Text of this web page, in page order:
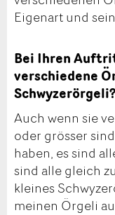
Eigenart und
Bei Ihren
verschiedene
Schwyzerörgeli?
Auch wenn sie
oder grösser
haben, es sind
sind alle gleich
kleines
meinen Örgeli